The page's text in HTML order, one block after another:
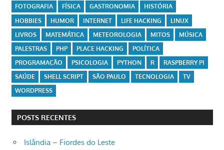
FOTOGRAFIA
FÍSICA GASTRONOMIA
HISTÓRIA
HOBBIES
HUMOR INTERNET LIFE HACKING
LINUX
LIVROS
MATEMÁTICA METEOROLOGIA MITOS
MÚSICA
PALESTRAS
PHP PLACE HACKING
POLÍTICA
PROGRAMAÇÃO
PSICOLOGIA PYTHON R
RASPBERRY PI
SAÚDE
SHELL SCRIPT SÃO PAULO TECNOLOGIA
TV
WORDPRESS
POSTS RECENTES
Islândia – Fiordes do Leste